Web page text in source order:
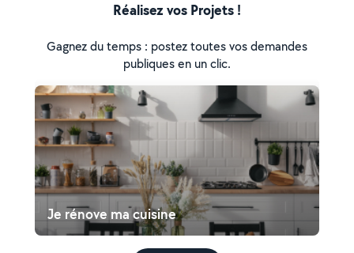
Réalisez vos Projets !
Gagnez du temps : postez toutes vos demandes
publiques en un clic.
Je rénove ma cuisine